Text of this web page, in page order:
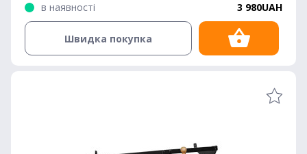
в наявності
3 980UAH
Швидка покупка